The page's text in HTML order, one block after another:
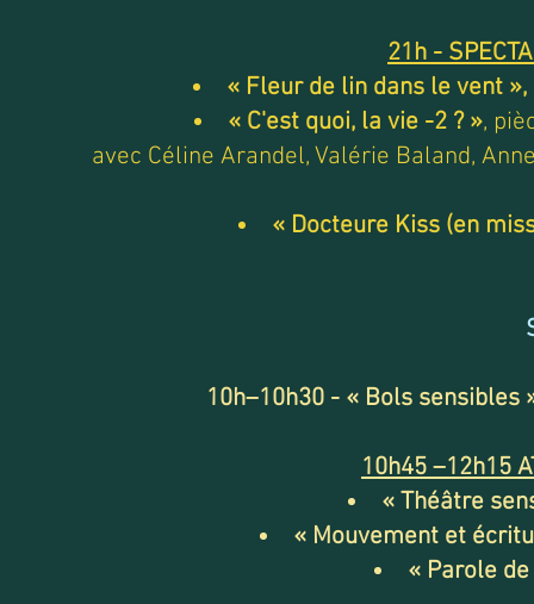
21h -
« Fleur de lin dans le vent »,
« C'est quoi, la vie -2 ? »,
avec Céline Arandel, Valérie Baland,
« Docteure Kiss (en
10h–10h30 - « Bols sensibles
10h45 –12h15
« Théâtre
« Mouvement et
« Parole